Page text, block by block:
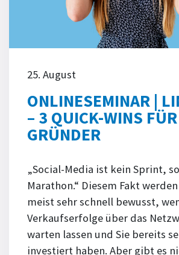
25. August
ONLINESEMINAR |
– 3 QUICK-WINS FÜR
GRÜNDER
„Social-Media ist kein Sprint,
Marathon.“ Diesem Fakt
meist sehr schnell bewusst,
Verkaufserfolge über das
warten lassen und Sie bereits
investiert haben. Aber gibt es